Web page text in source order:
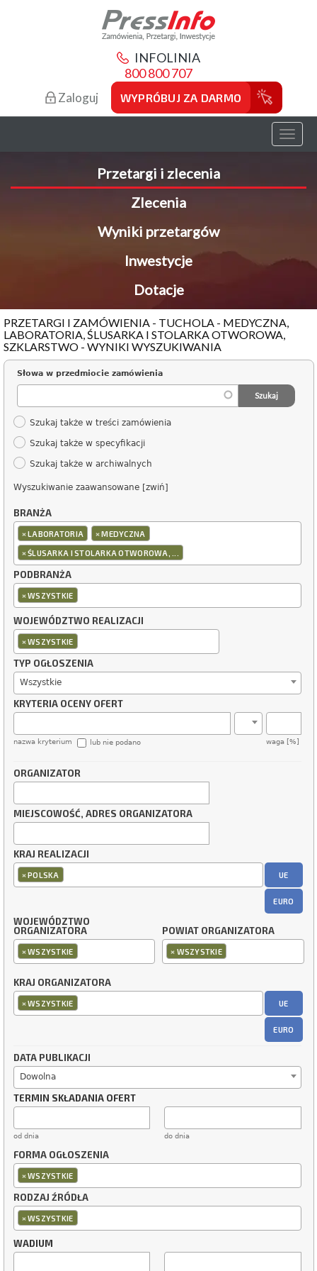
INFOLINIA
800 800 707
Zaloguj WYPRÓBUJ ZA DARMO
Toggle
Przetargi i zlecenia
Zlecenia
Wyniki przetargów
Inwestycje
Dotacje
PRZETARGI I ZAMÓWIENIA - TUCHOLA - MEDYCZNA,
LABORATORIA, ŚLUSARKA I STOLARKA OTWOROWA,
SZKLARSTWO - WYNIKI WYSZUKIWANIA
Słowa w przedmiocie zamówienia
Szukaj także w treści zamówienia
Szukaj także w specyfikacji
Szukaj także w archiwalnych
Wyszukiwanie zaawansowane [zwiń]
BRANŻA
×LABORATORIA ×MEDYCZNA
×ŚLUSARKA I STOLARKA OTWOROWA, ...
PODBRANŻA
×WSZYSTKIE
WOJEWÓDZTWO REALIZACJI
×WSZYSTKIE
TYP OGŁOSZENIA
Wszystkie
KRYTERIA OCENY OFERT
nazwa kryterium waga [%]
lub nie podano
ORGANIZATOR
MIEJSCOWOŚĆ, ADRES ORGANIZATORA
KRAJ REALIZACJI
×POLSKA UE
EURO
WOJEWÓDZTWO
ORGANIZATORA
×WSZYSTKIE
POWIAT ORGANIZATORA
× WSZYSTKIE
KRAJ ORGANIZATORA
×WSZYSTKIE UE
EURO
DATA PUBLIKACJI
Dowolna
TERMIN SKŁADANIA OFERT
od dnia do dnia
FORMA OGŁOSZENIA
×WSZYSTKIE
RODZAJ ŹRÓDŁA
×WSZYSTKIE
WADIUM